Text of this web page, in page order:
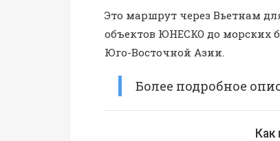
Это маршрут через Вьетнам
объектов ЮНЕСКО до морских
Юго-Восточной Азии.
Более подробное
Как